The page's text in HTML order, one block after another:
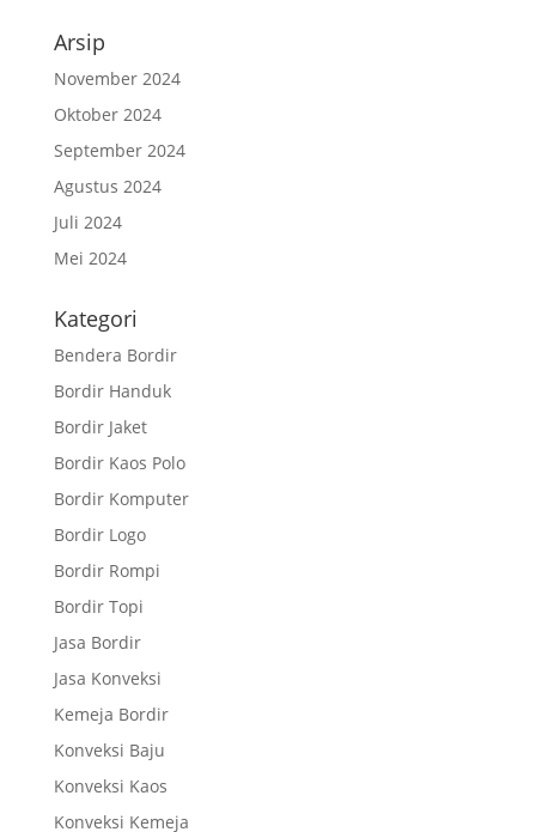
Arsip
November 2024
Oktober 2024
September 2024
Agustus 2024
Juli 2024
Mei 2024
Kategori
Bendera Bordir
Bordir Handuk
Bordir Jaket
Bordir Kaos Polo
Bordir Komputer
Bordir Logo
Bordir Rompi
Bordir Topi
Jasa Bordir
Jasa Konveksi
Kemeja Bordir
Konveksi Baju
Konveksi Kaos
Konveksi Kemeja